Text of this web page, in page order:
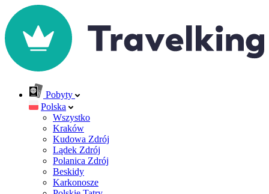
Pobyty
Polska
Wszystko
Kraków
Kudowa Zdrój
Lądek Zdrój
Polanica Zdrój
Beskidy
Karkonosze